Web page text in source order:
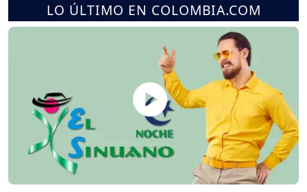
LO ÚLTIMO EN COLOMBIA.COM